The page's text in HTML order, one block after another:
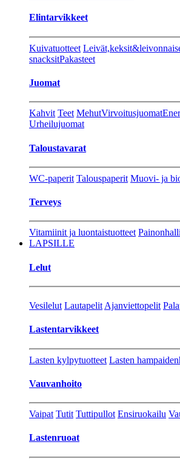
Elintarvikkeet
Kuivatuotteet
snacksitPakasteet
Juomat
Kahvit Teet MehutVirvoitusjuomat
Urheilujuomat
Taloustavarat
WC-paperit Talouspaperit Muovi- ja
Terveys
Vitamiinit ja luontaistuotteet
LAPSILLE
Lelut
Vesilelut Lautapelit Ajanviettopelit
Lastentarvikkeet
Lasten kylpytuotteet Lasten
Vauvanhoito
Vaipat Tutit Tuttipullot Ensiruokailu
Lastenruoat